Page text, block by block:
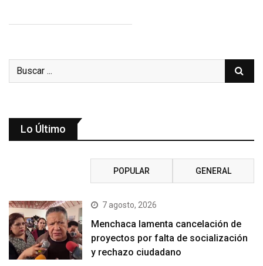
Lo Último
POPULAR GENERAL
7 agosto, 2026
Menchaca lamenta cancelación de
proyectos por falta de socialización
y rechazo ciudadano